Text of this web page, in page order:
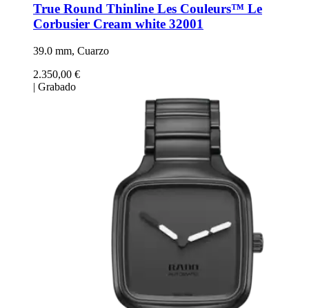
True Round Thinline Les Couleurs™ Le
Corbusier Cream white 32001
39.0 mm, Cuarzo
2.350,00 €
| Grabado